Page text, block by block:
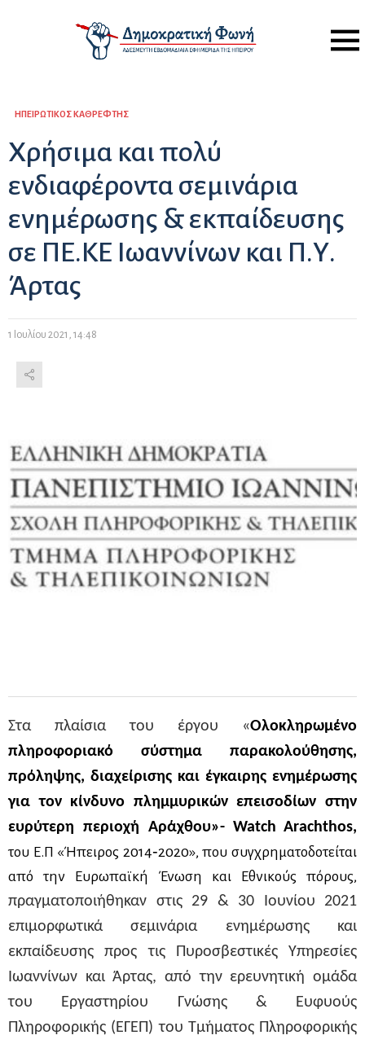
Menu
ΗΠΕΙΡΏΤΙΚΟΣ ΚΑΘΡΈΦΤΗΣ
Χρήσιμα και πολύ
ενδιαφέροντα σεμινάρια
ενημέρωσης & εκπαίδευσης
σε ΠΕ.ΚΕ Ιωαννίνων και Π.Υ.
Άρτας
1 Ιουλίου 2021, 14:48
Στα πλαίσια του έργου «Ολοκληρωμένο
πληροφοριακό σύστημα παρακολούθησης,
πρόληψης, διαχείρισης και έγκαιρης ενημέρωσης
για τον κίνδυνο πλημμυρικών επεισοδίων στην
ευρύτερη περιοχή Αράχθου»-Watch Arachthos,
του Ε.Π «Ήπειρος 2014‐2020», που συγχρηματοδοτείται
από την Ευρωπαϊκή Ένωση και Εθνικούς πόρους,
πραγματοποιήθηκαν στις 29 & 30 Ιουνίου 2021
επιμορφωτικά σεμινάρια ενημέρωσης και
εκπαίδευσης προς τις Πυροσβεστικές Υπηρεσίες
Ιωαννίνων και Άρτας, από την ερευνητική ομάδα
του Εργαστηρίου Γνώσης & Ευφυούς
Πληροφορικής (ΕΓΕΠ) του Τμήματος Πληροφορικής